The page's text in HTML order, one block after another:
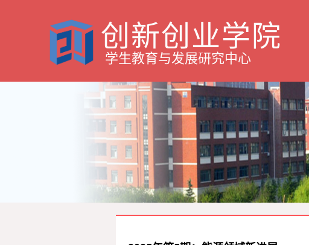
创新创业学院
学生教育与发展研究中心